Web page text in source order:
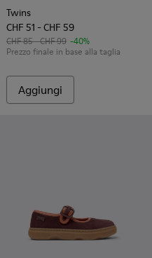
Twins
CHF 51 - CHF 59
CHF 85 - CHF 99 -40%
Prezzo finale in base alla taglia
Aggiungi